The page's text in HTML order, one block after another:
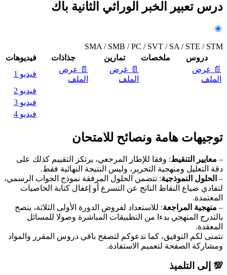
درس تعبير الخبر الوراثي الثانية باك
SMA / SMB / PC / SVT / SA / STE / STM
دروس
ملخصات تمارين جذاذات
فيديوهات
📄 عرض
الملف
📄 عرض
الملف
📄 عرض
الملف
فيديو 1
فيديو 2
فيديو 3
فيديو 4
توجيهات هامة ونصائح للامتحان
– معايير التنقيط: وفقا للإطار المرجعي، يرتكز التقييم كذلك على
دقة التعليل ومنهجية التحرير، وليس النتيجة النهائية فقط.
– الحلول النموذجية: تتضمن الحلول المرفقة نموذج الجواب الرسمي،
لتفادي ضياع النقاط الناتج عن التسرع أو إغفال كتابة الخاصيات
المعتمدة.
– منهجية المراجعة: للاستعداد لفروض الدورة الأولى الثلاثة، ينصح
بالتدرج المنهجي بدءا من التطبيقات المباشرة وصولا للمسائل
المعقدة.
نتمنى لكم التوفيق، كما ندعوكم لتصفح باقي دروس المقرر والمواد
ومشاركة الصفحة لتعميم الاستفادة.
💯 إلى التلميذ